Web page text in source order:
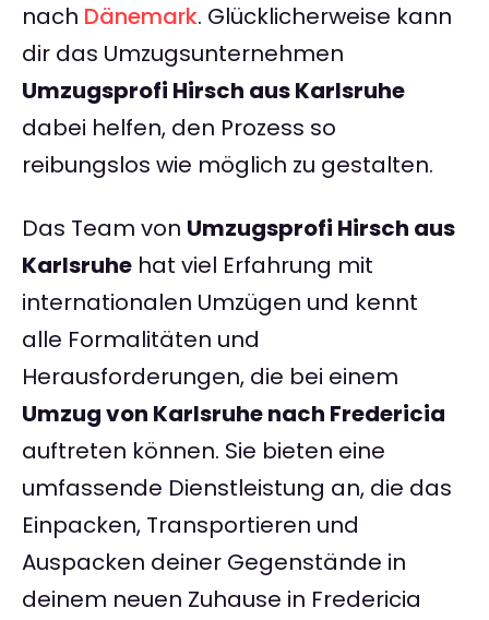
nach Dänemark. Glücklicherweise kann
dir das Umzugsunternehmen
Umzugsprofi Hirsch aus Karlsruhe
dabei helfen, den Prozess so
reibungslos wie möglich zu gestalten.
Das Team von Umzugsprofi Hirsch aus
Karlsruhe hat viel Erfahrung mit
internationalen Umzügen und kennt
alle Formalitäten und
Herausforderungen, die bei einem
Umzug von Karlsruhe nach Fredericia
auftreten können. Sie bieten eine
umfassende Dienstleistung an, die das
Einpacken, Transportieren und
Auspacken deiner Gegenstände in
deinem neuen Zuhause in Fredericia